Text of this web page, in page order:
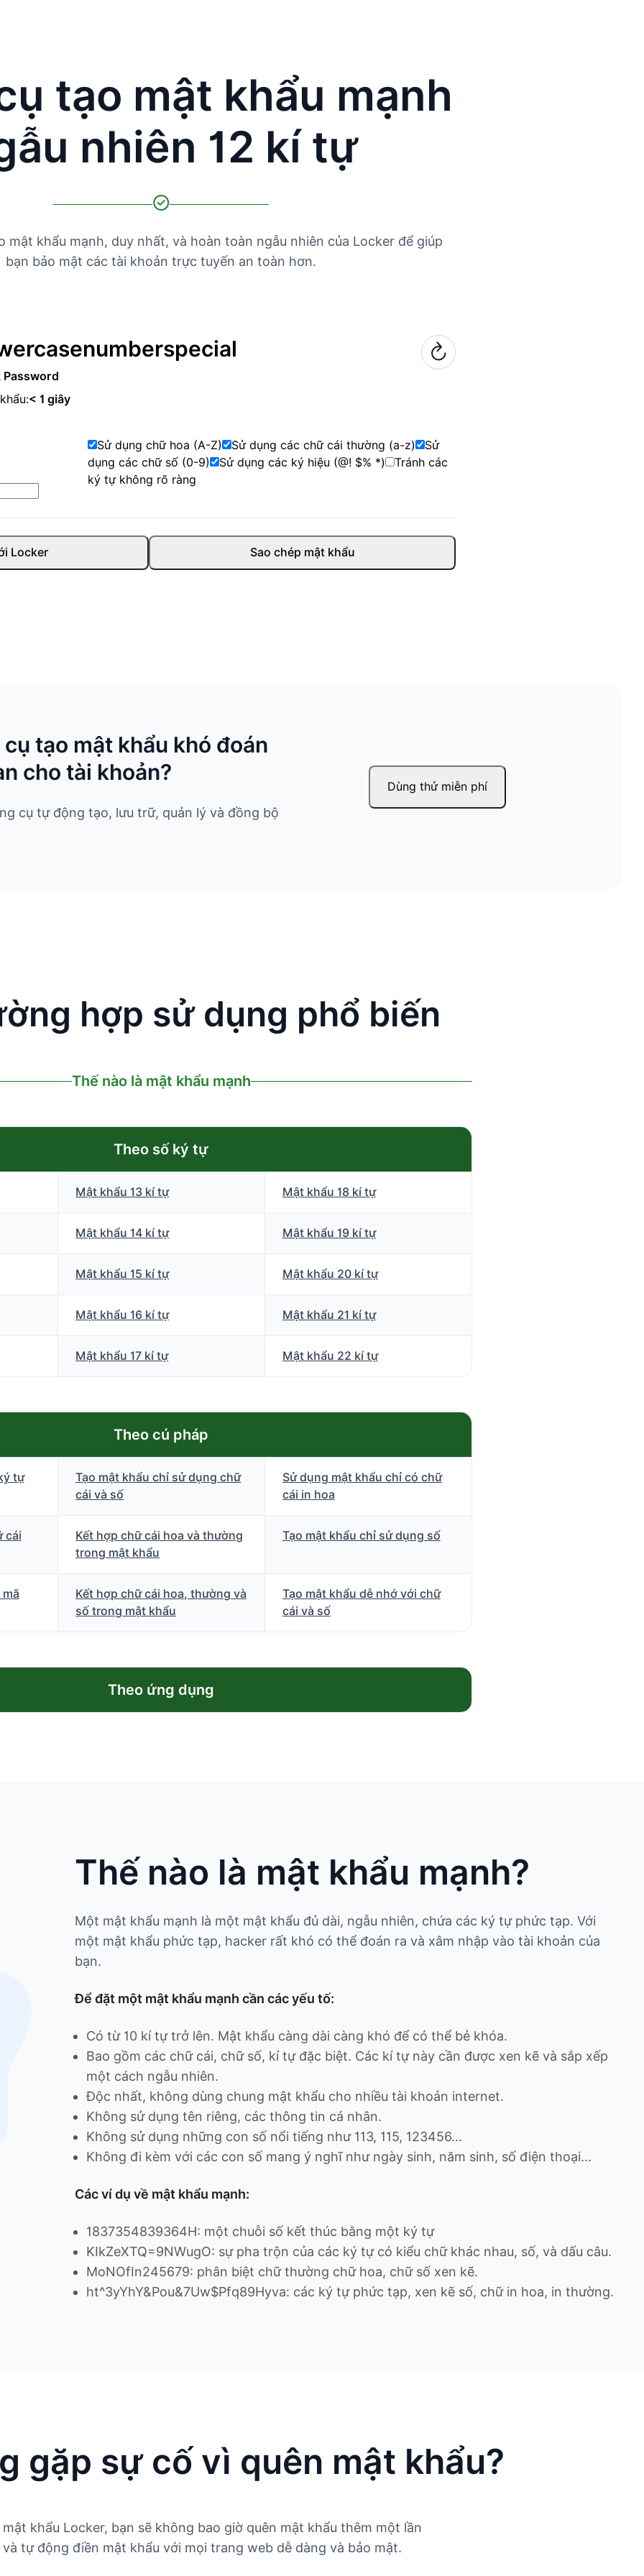
tạo mật khẩu mạnh
nhiên 12 kí tự
mật khẩu mạnh, duy nhất, và hoàn toàn ngẫu nhiên của Locker để giúp
bạn bảo mật các tài khoản trực tuyến an toàn hơn.
numberspecial
Password
< 1 giây
Sử dụng chữ hoa (A-Z) Sử dụng các chữ cái thường (a-z)
Sử
dụng các chữ số (0-9)
Sử dụng các ký hiệu (@! $% *)
Tránh các
ký tự không rõ ràng
Locker Sao chép mật khẩu
tạo mật khẩu khó đoán
cho tài khoản?
cụ tự động tạo, lưu trữ, quản lý và đồng bộ
Dùng thử miễn phí
hợp sử dụng phổ biến
Thế nào là mật khẩu mạnh
Theo số ký tự
Mật khẩu 13 kí tự
Mật khẩu 14 kí tự
Mật khẩu 15 kí tự
Mật khẩu 16 kí tự
Mật khẩu 17 kí tự
Mật khẩu 18 kí tự
Mật khẩu 19 kí tự
Mật khẩu 20 kí tự
Mật khẩu 21 kí tự
Mật khẩu 22 kí tự
Theo cú pháp
tự
Tạo mật khẩu chỉ sử dụng chữ
cái và số
Sử dụng mật khẩu chỉ có chữ
cái in hoa
cái
Kết hợp chữ cái hoa và thường
trong mật khẩu
Tạo mật khẩu chỉ sử dụng số
Kết hợp chữ cái hoa, thường và
số trong mật khẩu
Tạo mật khẩu dễ nhớ với chữ
cái và số
Theo ứng dụng
Thế nào là mật khẩu mạnh?
Một mật khẩu mạnh là một mật khẩu đủ dài, ngẫu nhiên, chứa các ký tự phức tạp. Với
một mật khẩu phức tạp, hacker rất khó có thể đoán ra và xâm nhập vào tài khoản của
bạn.
Để đặt một mật khẩu mạnh cần các yếu tố:
Có từ 10 kí tự trở lên. Mật khẩu càng dài càng khó để có thể bẻ khóa.
Bao gồm các chữ cái, chữ số, kí tự đặc biệt. Các kí tự này cần được xen kẽ và sắp xếp
một cách ngẫu nhiên.
Độc nhất, không dùng chung mật khẩu cho nhiều tài khoản internet.
Không sử dụng tên riêng, các thông tin cá nhân.
Không sử dụng những con số nổi tiếng như 113, 115, 123456…
Không đi kèm với các con số mang ý nghĩ như ngày sinh, năm sinh, số điện thoại…
Các ví dụ về mật khẩu mạnh:
1837354839364H: một chuỗi số kết thúc bằng một ký tự
KIkZeXTQ=9NWugO: sự pha trộn của các ký tự có kiểu chữ khác nhau, số, và dấu câu.
MoNOfIn245679: phân biệt chữ thường chữ hoa, chữ số xen kẽ.
ht^3yYhY&Pou&7Uw$Pfq89Hyva: các ký tự phức tạp, xen kẽ số, chữ in hoa, in thường.
gặp sự cố vì quên mật khẩu?
khẩu Locker, bạn sẽ không bao giờ quên mật khẩu thêm một lần
và tự động điền mật khẩu với mọi trang web dễ dàng và bảo mật.